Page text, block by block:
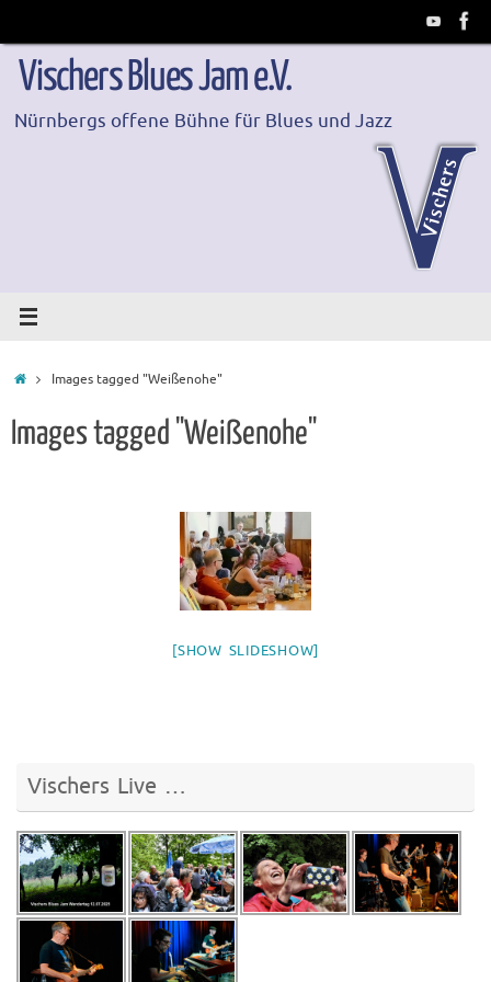
springen
Vischers Blues Jam e.V.
Nürnbergs offene Bühne für Blues und Jazz
StartImages tagged "Weißenohe"
Images tagged "Weißenohe"
[SHOW SLIDESHOW]
Vischers Live …